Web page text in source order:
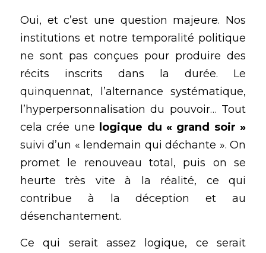
Oui, et c’est une question majeure. Nos
institutions et notre temporalité politique
ne sont pas conçues pour produire des
récits inscrits dans la durée. Le
quinquennat, l’alternance systématique,
l’hyperpersonnalisation du pouvoir… Tout
cela crée une
logique du « grand soir »
suivi d’un « lendemain qui déchante ». On
promet le renouveau total, puis on se
heurte très vite à la réalité, ce qui
contribue à la déception et au
désenchantement.
Ce qui serait assez logique, ce serait